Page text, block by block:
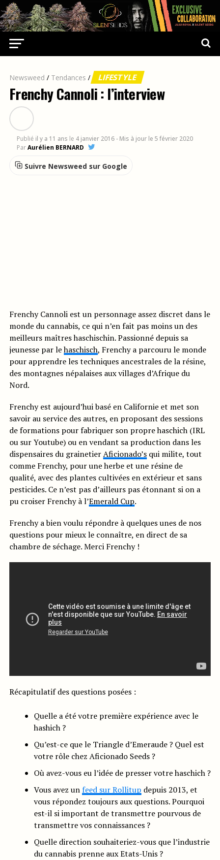
Newsweed / Tendances / LIFESTYLE
Frenchy Cannoli : l’interview
Publié il y a 11 ans le 4 janvier 2016 - Mis à jour le 5 février 2020
ParAurélien BERNARD
Suivre Newsweed sur Google
Frenchy Cannoli est un personnage assez discret dans le
monde du cannabis, ce qui n’en fait pas moins un des
meilleurs maîtres haschischin. Passionné depuis sa
jeunesse par lehaschisch, Frenchy a parcouru le monde
pour apprendre les techniques ancestrales de la résine,
des montagnes népalaises aux villages d’Afrique du
Nord.
Frenchy est aujourd’hui basé en Californie et met son
savoir au service des autres, en proposant des sessions
de formations pour fabriquer son propre haschich (IRL
ou sur Youtube) ou en vendant sa production dans les
dispensaires du grainetierAficionado’squi milite, tout
comme Frenchy, pour une herbe et une résine de
qualité, avec des plantes cultivées en extérieur et sans
pesticides. Ce n’est pas d’ailleurs pas étonnant si on a
pu croiser Frenchy à l’Emerald Cup.
Frenchy a bien voulu répondre à quelques unes de nos
questions pour mieux le connaître, en direct de sa
chambre de séchage. Merci Frenchy !
Récapitulatif des questions posées :
Quelle a été votre première expérience avec le
hashich ?
Qu’est-ce que le Triangle d’Emeraude ? Quel est
votre rôle chez Aficionado Seeds ?
Où avez-vous eu l’idée de presser votre haschich ?
Vous avez unfeed sur Rollitup depuis 2013, et
vous répondez toujours aux questions. Pourquoi
est-il si important de transmettre pourvous de
transmettre vos connaissances ?
Quelle direction souhaiteriez-vous que l’industrie
du cannabis prenne aux Etats-Unis ?